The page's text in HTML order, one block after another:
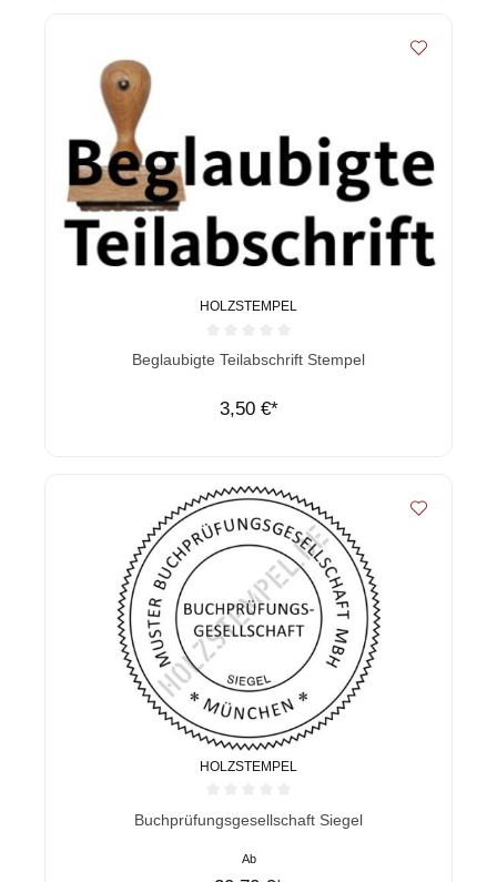
HOLZSTEMPEL
Durchschnittliche Bewertung von 0 von 5 Sternen
Beglaubigte Teilabschrift Stempel
3,50 €*
HOLZSTEMPEL
Durchschnittliche Bewertung von 0 von 5 Sternen
Buchprüfungsgesellschaft Siegel
Ab